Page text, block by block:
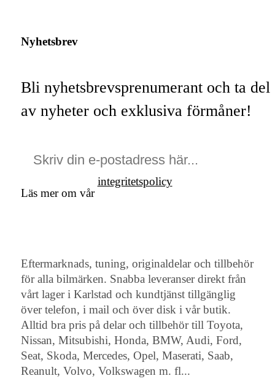
Nyhetsbrev
Bli nyhetsbrevsprenumerant och ta del
av nyheter och exklusiva förmåner!
Läs mer om vår
integritetspolicy
Eftermarknads, tuning, originaldelar och tillbehör
för alla bilmärken. Snabba leveranser direkt från
vårt lager i Karlstad och kundtjänst tillgänglig
över telefon, i mail och över disk i vår butik.
Alltid bra pris på delar och tillbehör till Toyota,
Nissan, Mitsubishi, Honda, BMW, Audi, Ford,
Seat, Skoda, Mercedes, Opel, Maserati, Saab,
Reanult, Volvo, Volkswagen m. fl...